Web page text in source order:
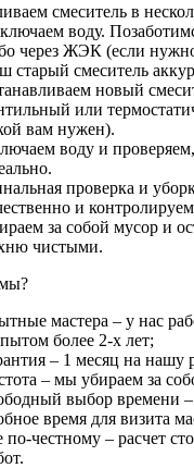
смеситель в
воду.
через ЖЭК (если
старый смеситель
новый
или
вам нужен).
воду и
проверка и
и
за собой мусор и
чистыми.
мастера – у нас
более 2-х лет;
– 1 месяц на нашу
– мы убираем за
выбор времени
время для визита
по-честному – расчет